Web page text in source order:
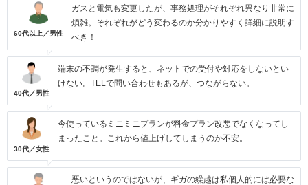
60代以上／男性
ガスと電気も変更したが、事務処理がそれぞれ異なり非常に
煩雑。それぞれがどう変わるのか分かりやすく詳細に説明す
べき！
40代／男性
端末の不調が発生すると、ネットでの受付や対応をしないとい
けない。TELで問い合わせもあるが、つながらない。
30代／女性
今使っているミニミニプランが料金プラン改悪でなくなってし
まったこと。これから値上げしてしまうのか不安。
悪いというのではないが、ギガの繰越は私個人的には必要な